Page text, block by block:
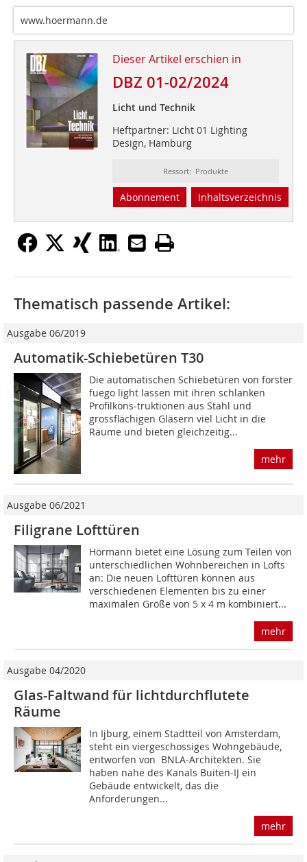
www.hoermann.de
Dieser Artikel erschien in
DBZ 01-02/2024
Licht und Technik
Heftpartner: Licht 01 Lighting
Design, Hamburg
Ressort: Produkte
Abonnement Inhaltsverzeichnis
Thematisch passende Artikel:
Ausgabe 06/2019
Automatik-Schiebetüren T30
Die automatischen Schiebetüren von forster
fuego light lassen mit ihren schlanken
Profilkons-truktionen aus Stahl und
grossflächigen Gläsern viel Licht in die
Räume und bieten gleichzeitig...
mehr
Ausgabe 06/2021
Filigrane Lofttüren
Hörmann bietet eine Lösung zum Teilen von
unterschiedlichen Wohnbereichen in Lofts
an: Die neuen Lofttüren können aus
verschiedenen Elementen bis zu einer
maximalen Größe von 5 x 4 m kombiniert...
mehr
Ausgabe 04/2020
Glas-Faltwand für lichtdurchflutete
Räume
In Ijburg, einem Stadtteil von Amsterdam,
steht ein viergeschossiges Wohngebäude,
entworfen von BNLA-Architekten. Sie
haben nahe des Kanals Buiten-IJ ein
Gebäude entwickelt, das die
Anforderungen...
mehr